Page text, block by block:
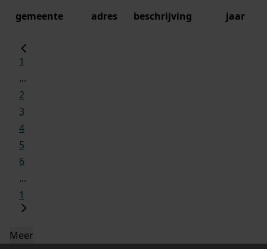
gemeente adres beschrijving jaar
1
...
2
3
4
5
6
...
1
Meer